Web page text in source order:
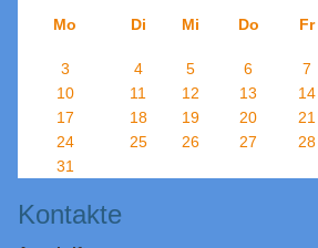
Mo Di Mi Do Fr
3
4 5 6 7
10
11 12 13 14
17
18 19 20 21
24
25 26 27 28
31
Kontakte